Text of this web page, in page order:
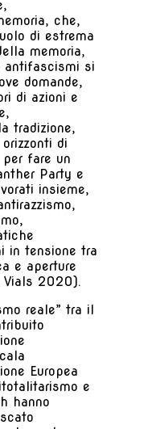
che,
di estrema
memoria,
antifascismi si
domande,
di azioni e
tradizione,
di
fare un
Party e
insieme,
in tensione tra
e aperture
2020).
reale” tra il
Europea
e
hanno